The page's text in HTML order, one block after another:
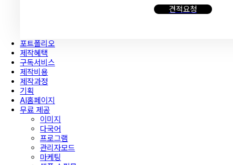
견적요청
포트폴리오
제작혜택
구독서비스
제작비용
제작과정
기획
AI홈페이지
무료 제공
이미지
다국어
프로그램
관리자모드
마케팅